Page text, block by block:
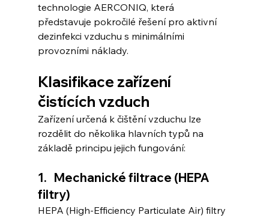
technologie AERCONIQ, která
představuje pokročilé řešení pro aktivní
dezinfekci vzduchu s minimálními
provozními náklady.
Klasifikace zařízení
čistících vzduch
Zařízení určená k čištění vzduchu lze
rozdělit do několika hlavních typů na
základě principu jejich fungování:
1.   Mechanické filtrace (HEPA
filtry)
HEPA (High-Efficiency Particulate Air) filtry